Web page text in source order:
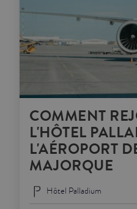
COMMENT
L'HÔTEL
L'AÉROPORT
MAJORQUE
Hôtel Palladium